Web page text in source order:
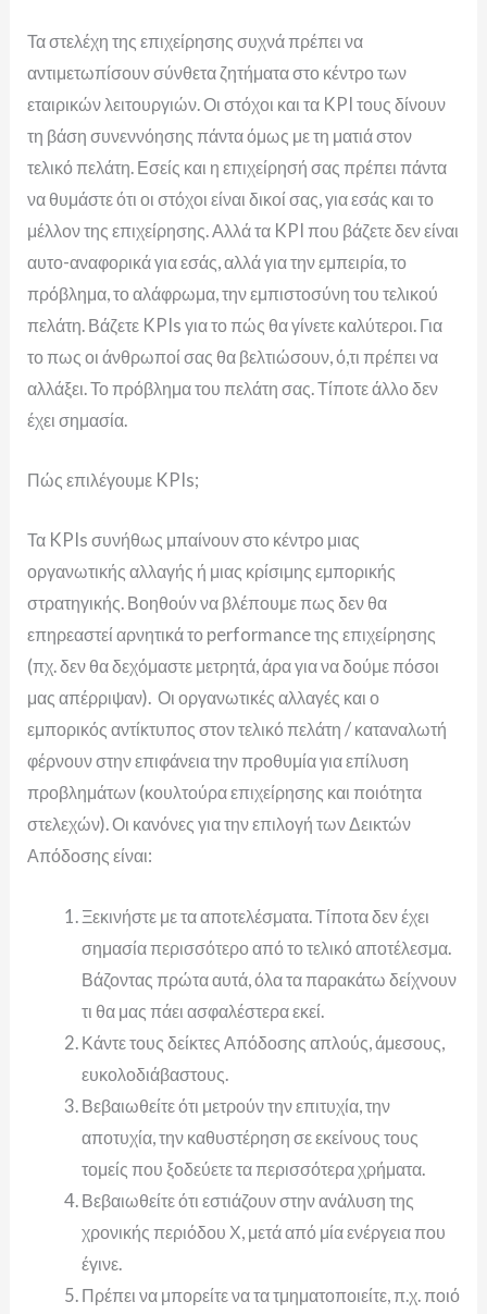
Τα στελέχη της επιχείρησης συχνά πρέπει να
αντιμετωπίσουν σύνθετα ζητήματα στο κέντρο των
εταιρικών λειτουργιών. Οι στόχοι και τα KPI τους δίνουν
τη βάση συνεννόησης πάντα όμως με τη ματιά στον
τελικό πελάτη. Εσείς και η επιχείρησή σας πρέπει πάντα
να θυμάστε ότι οι στόχοι είναι δικοί σας, για εσάς και το
μέλλον της επιχείρησης. Αλλά τα KPI που βάζετε δεν είναι
αυτο-αναφορικά για εσάς, αλλά για την εμπειρία, το
πρόβλημα, το αλάφρωμα, την εμπιστοσύνη του τελικού
πελάτη. Βάζετε KPIs για το πώς θα γίνετε καλύτεροι. Για
το πως οι άνθρωποί σας θα βελτιώσουν, ό,τι πρέπει να
αλλάξει. Το πρόβλημα του πελάτη σας. Τίποτε άλλο δεν
έχει σημασία.
Πώς επιλέγουμε KPIs;
Τα KPIs συνήθως μπαίνουν στο κέντρο μιας
οργανωτικής αλλαγής ή μιας κρίσιμης εμπορικής
στρατηγικής. Βοηθούν να βλέπουμε πως δεν θα
επηρεαστεί αρνητικά το performance της επιχείρησης
(πχ. δεν θα δεχόμαστε μετρητά, άρα για να δούμε πόσοι
μας απέρριψαν).Οι οργανωτικές αλλαγές και ο
εμπορικός αντίκτυπος στον τελικό πελάτη / καταναλωτή
φέρνουν στην επιφάνεια την προθυμία για επίλυση
προβλημάτων (κουλτούρα επιχείρησης και ποιότητα
στελεχών). Οι κανόνες για την επιλογή των Δεικτών
Απόδοσης είναι:
Ξεκινήστε με τα αποτελέσματα. Τίποτα δεν έχει
σημασία περισσότερο από το τελικό αποτέλεσμα.
Βάζοντας πρώτα αυτά, όλα τα παρακάτω δείχνουν
τι θα μας πάει ασφαλέστερα εκεί.
Κάντε τους δείκτες Απόδοσης απλούς, άμεσους,
ευκολοδιάβαστους.
Βεβαιωθείτε ότι μετρούν την επιτυχία, την
αποτυχία, την καθυστέρηση σε εκείνους τους
τομείς που ξοδεύετε τα περισσότερα χρήματα.
Βεβαιωθείτε ότι εστιάζουν στην ανάλυση της
χρονικής περιόδου Χ, μετά από μία ενέργεια που
έγινε.
Πρέπει να μπορείτε να τα τμηματοποιείτε, π.χ. ποιό